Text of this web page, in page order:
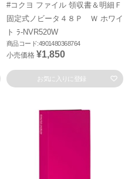
#コクヨ ファイル 領収書＆明細Ｆ
固定式ノビータ４８Ｐ Ｗ ホワイ
ト ﾗ-NVR520W
商品コード:4901480368764
小売価格 ¥1,850
お気に入りに登録